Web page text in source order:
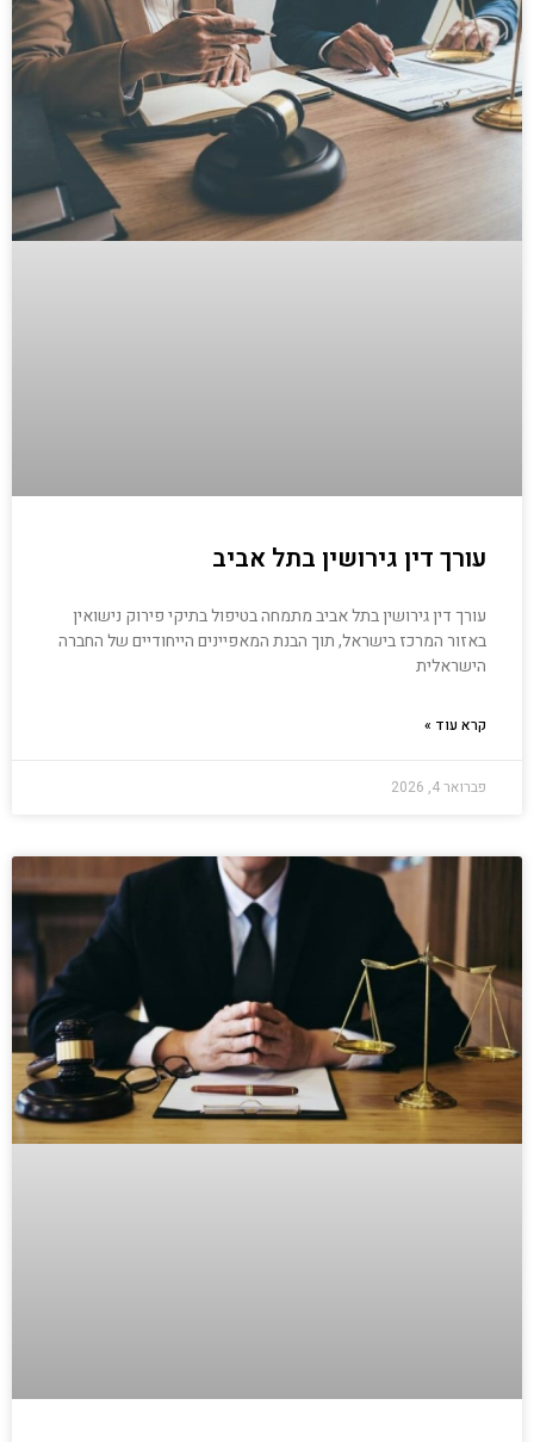
עורך דין גירושין בתל אביב
עורך דין גירושין בתל אביב מתמחה בטיפול בתיקי פירוק נישואין
באזור המרכז בישראל, תוך הבנת המאפיינים הייחודיים של החברה
הישראלית
קרא עוד »
פברואר 4, 2026